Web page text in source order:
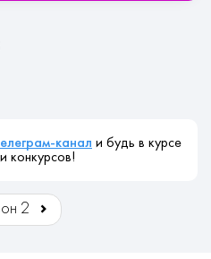
канал и будь в курсе
конкурсов!
2